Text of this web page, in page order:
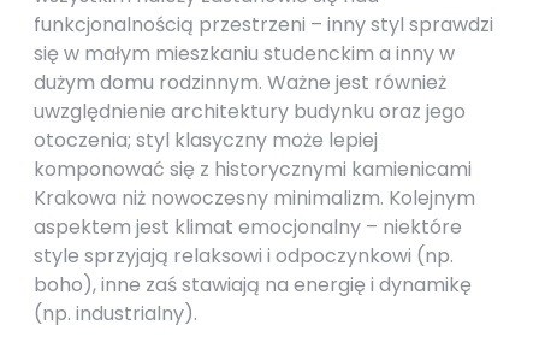
funkcjonalnością przestrzeni – inny styl sprawdzi
się w małym mieszkaniu studenckim a inny w
dużym domu rodzinnym. Ważne jest również
uwzględnienie architektury budynku oraz jego
otoczenia; styl klasyczny może lepiej
komponować się z historycznymi kamienicami
Krakowa niż nowoczesny minimalizm. Kolejnym
aspektem jest klimat emocjonalny – niektóre
style sprzyjają relaksowi i odpoczynkowi (np.
boho), inne zaś stawiają na energię i dynamikę
(np. industrialny).